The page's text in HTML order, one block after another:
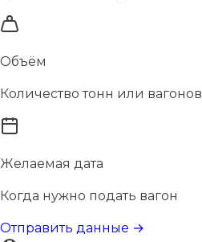
Объём
Количество тонн или вагонов
Желаемая дата
Когда нужно подать вагон
Отправить данные →